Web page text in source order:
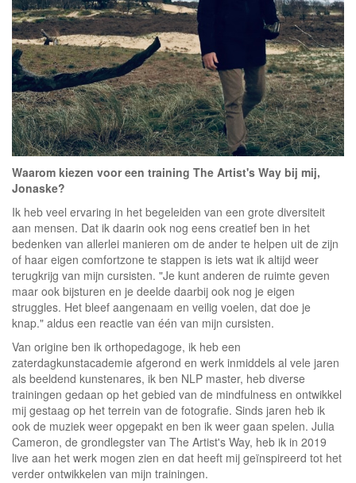
Waarom kiezen voor een training The Artist's Way bij mij,
Jonaske?
Ik heb veel ervaring in het begeleiden van een grote diversiteit
aan mensen. Dat ik daarin ook nog eens creatief ben in het
bedenken van allerlei manieren om de ander te helpen uit de zijn
of haar eigen comfortzone te stappen is iets wat ik altijd weer
terugkrijg van mijn cursisten. "Je kunt anderen de ruimte geven
maar ook bijsturen en je deelde daarbij ook nog je eigen
struggles. Het bleef aangenaam en veilig voelen, dat doe je
knap." aldus een reactie van één van mijn cursisten.
Van origine ben ik orthopedagoge, ik heb een
zaterdagkunstacademie afgerond en werk inmiddels al vele jaren
als beeldend kunstenares, ik ben NLP master, heb diverse
trainingen gedaan op het gebied van de mindfulness en ontwikkel
mij gestaag op het terrein van de fotografie. Sinds jaren heb ik
ook de muziek weer opgepakt en ben ik weer gaan spelen. Julia
Cameron, de grondlegster van The Artist's Way, heb ik in 2019
live aan het werk mogen zien en dat heeft mij geïnspireerd tot het
verder ontwikkelen van mijn trainingen.